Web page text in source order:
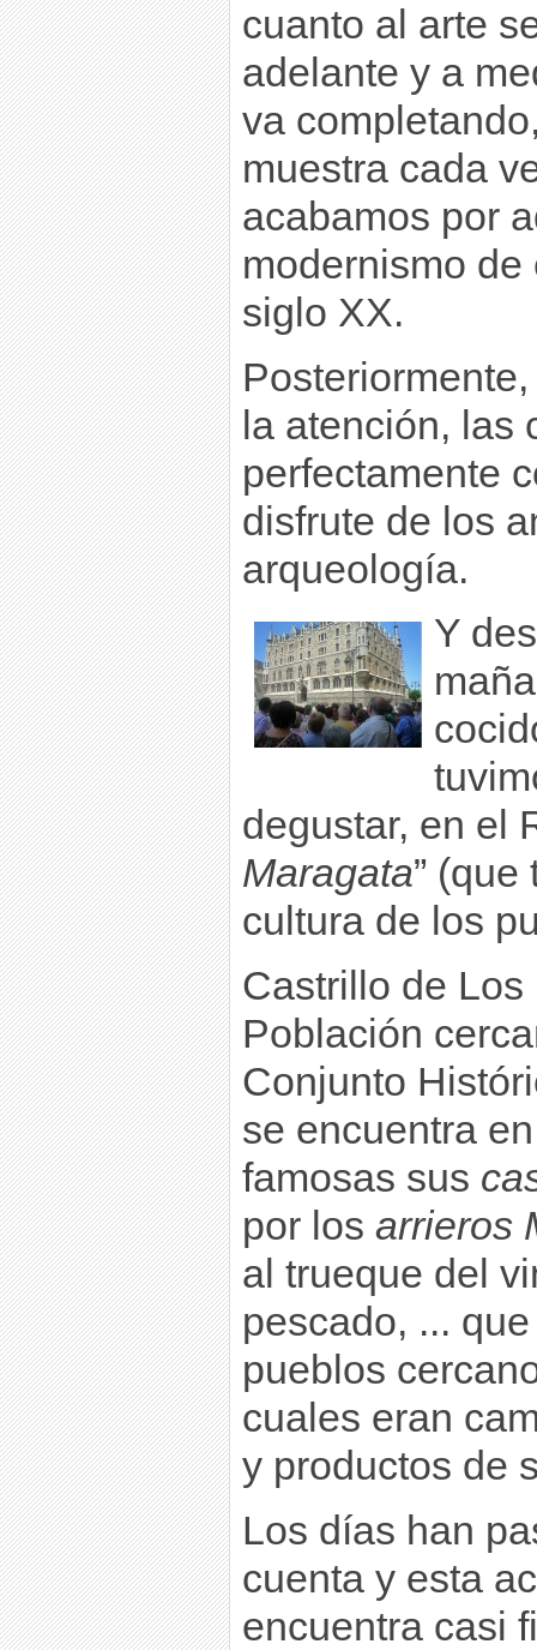
cuanto al arte
adelante y a
va
muestra cada
acabamos por
modernismo
siglo XX.
la atención, las
perfectamente
disfrute de los
arqueología.
Y
degustar, en el
Maragata”
cultura de los
Castrillo de
Población
Conjunto
se encuentra
famosas sus
por los arrieros
al trueque del
pescado, ...
pueblos
cuales eran
y productos de
Los días han
cuenta y esta
encuentra casi